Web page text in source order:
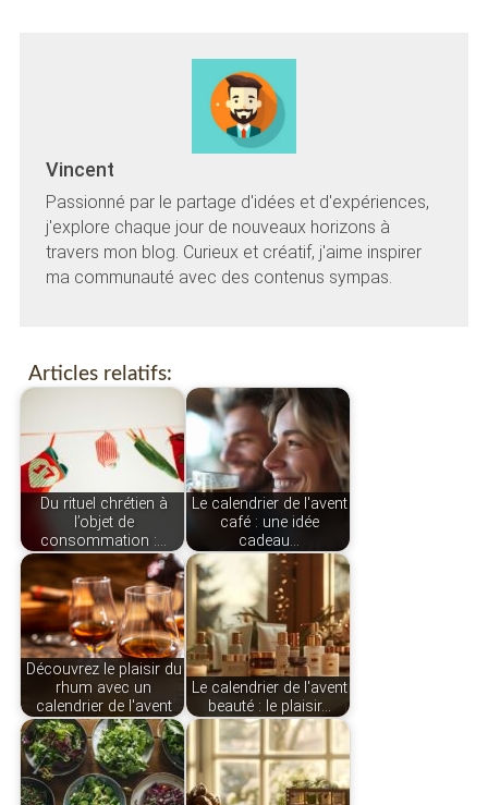
Vincent
Passionné par le partage d'idées et d'expériences,
j'explore chaque jour de nouveaux horizons à
travers mon blog. Curieux et créatif, j'aime inspirer
ma communauté avec des contenus sympas.
Articles relatifs:
Du rituel chrétien à
l’objet de
consommation :…
Le calendrier de l'avent
café : une idée
cadeau…
Découvrez le plaisir du
rhum avec un
calendrier de l'avent
Le calendrier de l'avent
beauté : le plaisir…